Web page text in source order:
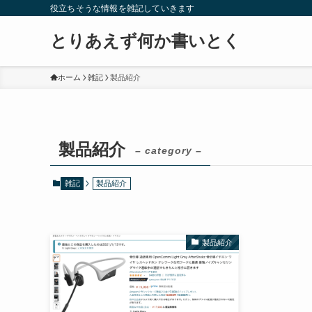
役立ちそうな情報を雑記していきます
とりあえず何か書いとく
ホーム 雑記 製品紹介
製品紹介 – category –
雑記 製品紹介
製品紹介